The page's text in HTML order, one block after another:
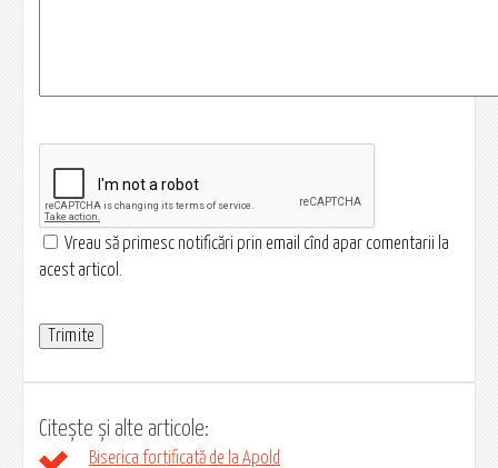
Vreau să primesc notificări prin email cînd apar comentarii la
acest articol.
Citește și alte articole:
Biserica fortificată de la Apold